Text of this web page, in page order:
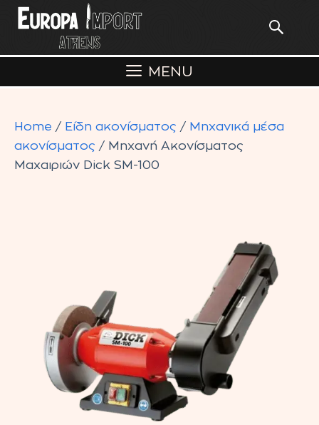
Skip
MENU
Home / Είδη ακονίσματος / Μηχανικά μέσα
ακονίσματος / Μηχανή Ακονίσματος
Μαχαιριών Dick SM-100